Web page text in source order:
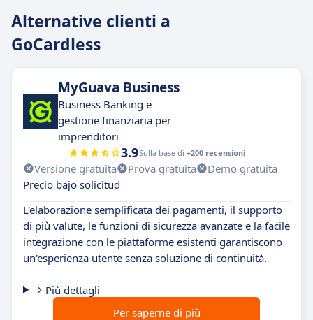
Alternative clienti a
GoCardless
MyGuava Business
Business Banking e
gestione finanziaria per
imprenditori
3.9Sulla base di +200 recensioni
Versione gratuita Prova gratuita
Demo gratuita
Precio bajo solicitud
L'elaborazione semplificata dei pagamenti, il supporto
di più valute, le funzioni di sicurezza avanzate e la facile
integrazione con le piattaforme esistenti garantiscono
un'esperienza utente senza soluzione di continuità.
Più dettagli
Per saperne di più